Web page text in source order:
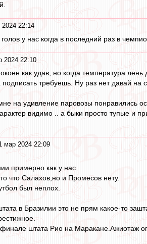
22:14
у нас когда в последний раз в
2024 22:10
как удав, но когда температура лень
подписать требуешь. Ну раз нет давай
на удивление паровозы понравились
видимо .. а быки просто тупые и
мар 2024 22:09
примерно как у нас.
что Салахов,но и Промесов нету.
был неплох.
в Бразилии это не прям какое-то
штата Рио на Маракане.Ажиотаж